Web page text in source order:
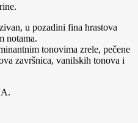
u pozadini fina hrastova
notama.
tonovima zrele, pečene
završnica, vanilskih tonova i